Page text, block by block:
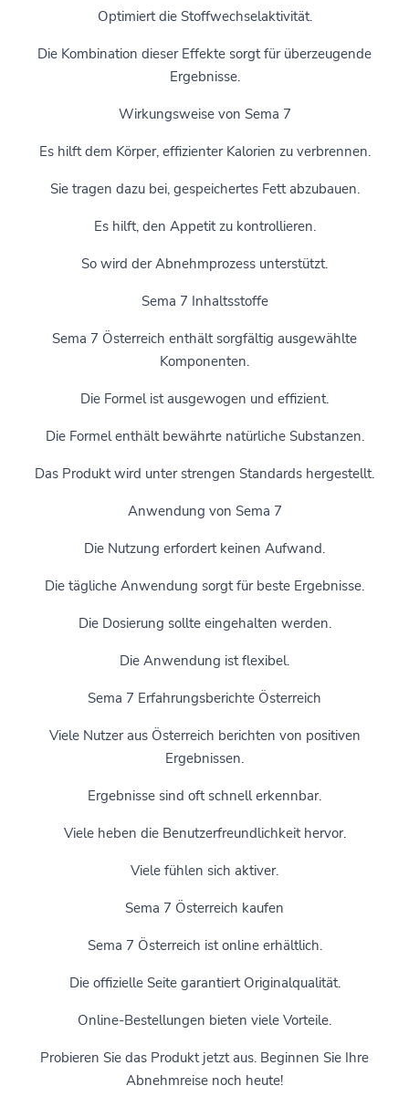
Optimiert die Stoffwechselaktivität.
Die Kombination dieser Effekte sorgt für überzeugende
Ergebnisse.
Wirkungsweise von Sema 7
Es hilft dem Körper, effizienter Kalorien zu verbrennen.
Sie tragen dazu bei, gespeichertes Fett abzubauen.
Es hilft, den Appetit zu kontrollieren.
So wird der Abnehmprozess unterstützt.
Sema 7 Inhaltsstoffe
Sema 7 Österreich enthält sorgfältig ausgewählte
Komponenten.
Die Formel ist ausgewogen und effizient.
Die Formel enthält bewährte natürliche Substanzen.
Das Produkt wird unter strengen Standards hergestellt.
Anwendung von Sema 7
Die Nutzung erfordert keinen Aufwand.
Die tägliche Anwendung sorgt für beste Ergebnisse.
Die Dosierung sollte eingehalten werden.
Die Anwendung ist flexibel.
Sema 7 Erfahrungsberichte Österreich
Viele Nutzer aus Österreich berichten von positiven
Ergebnissen.
Ergebnisse sind oft schnell erkennbar.
Viele heben die Benutzerfreundlichkeit hervor.
Viele fühlen sich aktiver.
Sema 7 Österreich kaufen
Sema 7 Österreich ist online erhältlich.
Die offizielle Seite garantiert Originalqualität.
Online-Bestellungen bieten viele Vorteile.
Probieren Sie das Produkt jetzt aus. Beginnen Sie Ihre
Abnehmreise noch heute!